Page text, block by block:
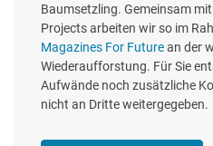
Baumsetzling. Gemeinsam
Projects arbeiten wir so im
Magazines For Futurean der
Wiederaufforstung. Für Sie
Aufwände noch zusätzliche
nicht an Dritte weitergegeben.